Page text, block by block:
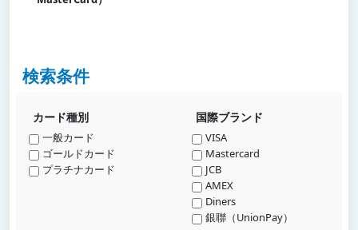
検索条件
カード種別
一般カード
ゴールドカード
プラチナカード
国際ブランド
VISA
Mastercard
JCB
AMEX
Diners
銀聯（UnionPay）